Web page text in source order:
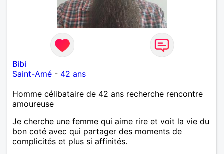
Bibi
Saint-Amé - 42 ans
Homme célibataire de 42 ans recherche rencontre
amoureuse
Je cherche une femme qui aime rire et voit la vie du
bon coté avec qui partager des moments de
complicités et plus si affinités.